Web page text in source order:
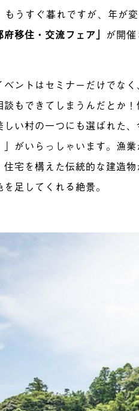
もうすぐ暮れですが、年が
移住・交流フェア」 が開催
ベントはセミナーだけでな
談もできてしまうんだとか
しい村の一つにも選ばれた
」がいらっしゃいます。漁
住宅を構えた伝統的な建造
足してくれる絶景。